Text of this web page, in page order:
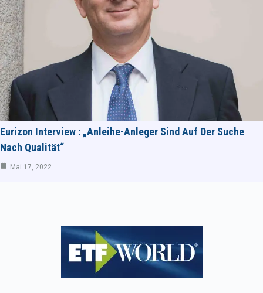
Eurizon Interview : „Anleihe-Anleger Sind Auf Der Suche
Nach Qualität“
Mai 17, 2022